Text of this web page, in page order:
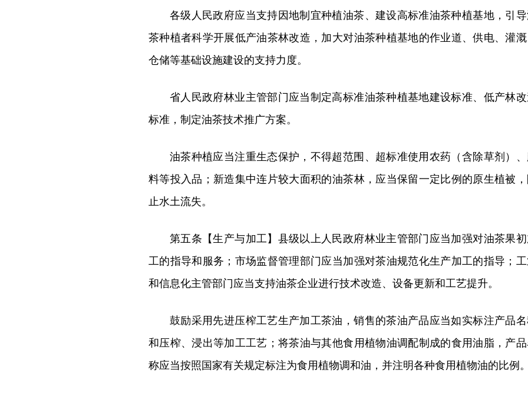
各级人民政府应当支持因地制宜种植油茶、建设高标准油茶种植基地，引
茶种植者科学开展低产油茶林改造，加大对油茶种植基地的作业道、供电、灌溉
仓储等基础设施建设的支持力度。
省人民政府林业主管部门应当制定高标准油茶种植基地建设标准、低产林
标准，制定油茶技术推广方案。
油茶种植应当注重生态保护，不得超范围、超标准使用农药（含除草剂）
料等投入品；新造集中连片较大面积的油茶林，应当保留一定比例的原生植被
止水土流失。
第五条【生产与加工】县级以上人民政府林业主管部门应当加强对油茶果
工的指导和服务；市场监督管理部门应当加强对茶油规范化生产加工的指导；
和信息化主管部门应当支持油茶企业进行技术改造、设备更新和工艺提升。
鼓励采用先进压榨工艺生产加工茶油，销售的茶油产品应当如实标注产品
和压榨、浸出等加工工艺；将茶油与其他食用植物油调配制成的食用油脂，产品
称应当按照国家有关规定标注为食用植物调和油，并注明各种食用植物油的比例。